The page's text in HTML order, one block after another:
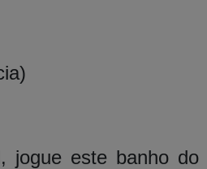
jogue este banho do